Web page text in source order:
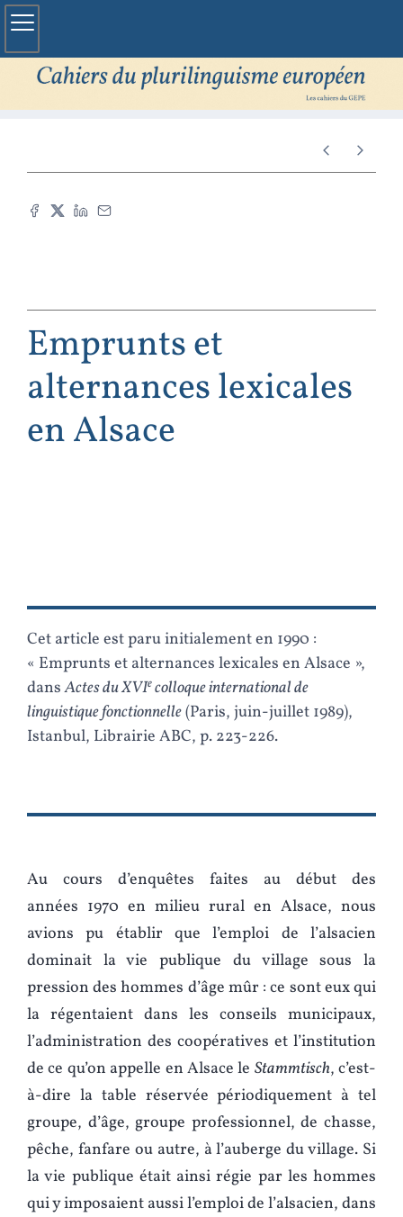
Emprunts et
alternances lexicales
en Alsace
Cet article est paru initialement en 1990 :
« Emprunts et alternances lexicales en Alsace »,
dansActes du XVIecolloque international de
linguistique fonctionnelle(Paris, juin-juillet 1989),
Istanbul, Librairie ABC, p. 223-226.
Au cours d’enquêtes faites au début des
années 1970 en milieu rural en Alsace, nous
avions pu établir que l’emploi de l’alsacien
dominait la vie publique du village sous la
pression des hommes d’âge mûr : ce sont eux qui
la régentaient dans les conseils municipaux,
l’administration des coopératives et l’institution
de ce qu’on appelle en Alsace le Stammtisch, c’est-
à-dire la table réservée périodiquement à tel
groupe, d’âge, groupe professionnel, de chasse,
pêche, fanfare ou autre, à l’auberge du village. Si
la vie publique était ainsi régie par les hommes
qui y imposaient aussi l’emploi de l’alsacien, dans